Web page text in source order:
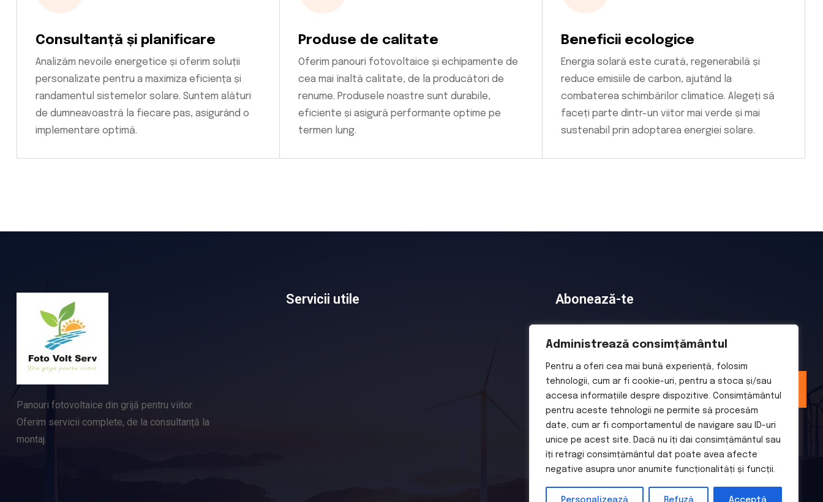
Administrează consimțământul
Pentru a oferi cea mai bună experiență, folosim
tehnologii, cum ar fi cookie-uri, pentru a stoca și/sau
accesa informațiile despre dispozitive. Consimțământul
pentru aceste tehnologii ne permite să procesăm
date, cum ar fi comportamentul de navigare sau ID-uri
unice pe acest site. Dacă nu îți dai consimțământul sau
îți retragi consimțământul dat poate avea afecte
negative asupra unor anumite funcționalități și funcții.
Personalizează Refuză Acceptă
Consultanță și planificare
Analizăm nevoile energetice și oferim soluții
personalizate pentru a maximiza eficiența și
randamentul sistemelor solare. Suntem alături
de dumneavoastră la fiecare pas, asigurând o
implementare optimă.
Produse de calitate
Oferim panouri fotovoltaice și echipamente de
cea mai înaltă calitate, de la producători de
renume. Produsele noastre sunt durabile,
eficiente și asigură performanțe optime pe
termen lung.
Beneficii ecologice
Energia solară este curată, regenerabilă și
reduce emisiile de carbon, ajutând la
combaterea schimbărilor climatice. Alegeți să
faceți parte dintr-un viitor mai verde și mai
sustenabil prin adoptarea energiei solare.
Panouri fotovoltaice din grijă pentru viitor.
Oferim servicii complete, de la consultanță la
montaj.
Servicii utile Abonează-te
cele mai noi promoții
Trimite